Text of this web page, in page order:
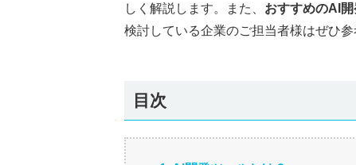
しく解説します。また、 おすすめのAI
検討している企業のご担当者様はぜひ参
目次